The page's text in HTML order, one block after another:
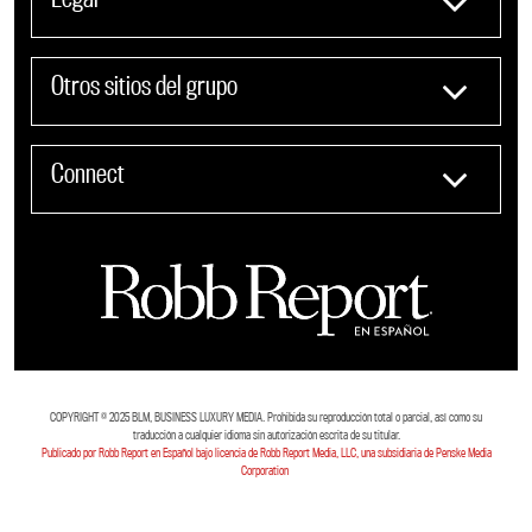
Otros sitios del grupo
Connect
COPYRIGHT ©️ 2025 BLM, BUSINESS LUXURY MEDIA. Prohibida su reproducción total o parcial, así como su
traducción a cualquier idioma sin autorización escrita de su titular.
Publicado por Robb Report en Español bajo licencia de Robb Report Media, LLC, una subsidiaria de Penske Media
Corporation